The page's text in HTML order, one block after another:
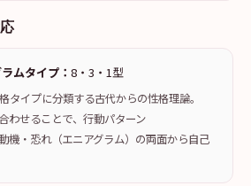
ムタイプ： 8・3・1型
タイプに分類する古代からの性格理論。
せることで、行動パターン
機・恐れ（エニアグラム）の両面から自己